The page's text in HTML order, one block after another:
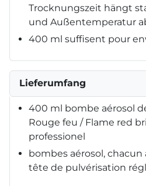
Trocknungszeit hängt
und Außentemperatur
400 ml suffisent pour
Lieferumfang
400 ml bombe aérosol
Rouge feu / Flame red
professionel
bombes aérosol,
tête de pulvérisation